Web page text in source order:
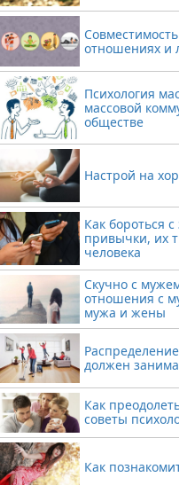
отношениях и
Психология
массовой
обществе
Настрой на
Как бороться
привычки, их
человека
Скучно с
отношения с
мужа и жены
должен
Как
советы
Как